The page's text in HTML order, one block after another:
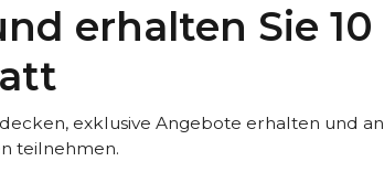
erhalten Sie 10
exklusive Angebote erhalten und an
teilnehmen.